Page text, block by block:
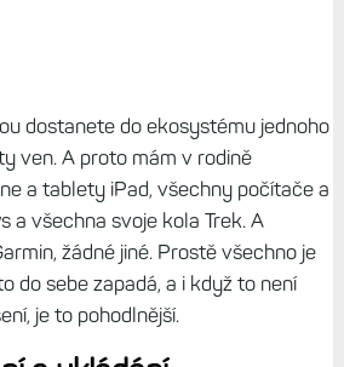
dostanete do ekosystému jednoho
ven. A proto mám v rodině
a tablety iPad, všechny počítače a
a všechna svoje kola Trek. A
žádné jiné. Prostě všechno je
do sebe zapadá, a i když to není
je to pohodlnější.